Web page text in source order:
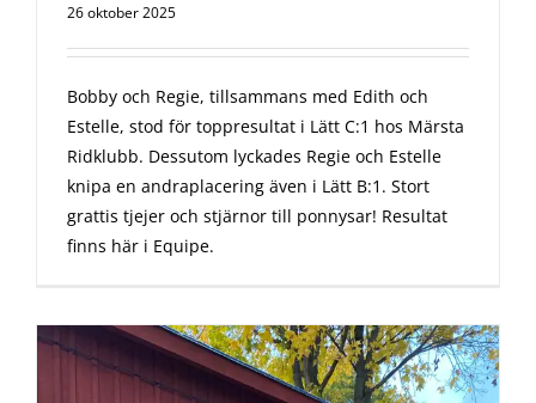
26 oktober 2025
Bobby och Regie, tillsammans med Edith och
Estelle, stod för toppresultat i Lätt C:1 hos Märsta
Ridklubb. Dessutom lyckades Regie och Estelle
knipa en andraplacering även i Lätt B:1. Stort
grattis tjejer och stjärnor till ponnysar! Resultat
finns här i Equipe.